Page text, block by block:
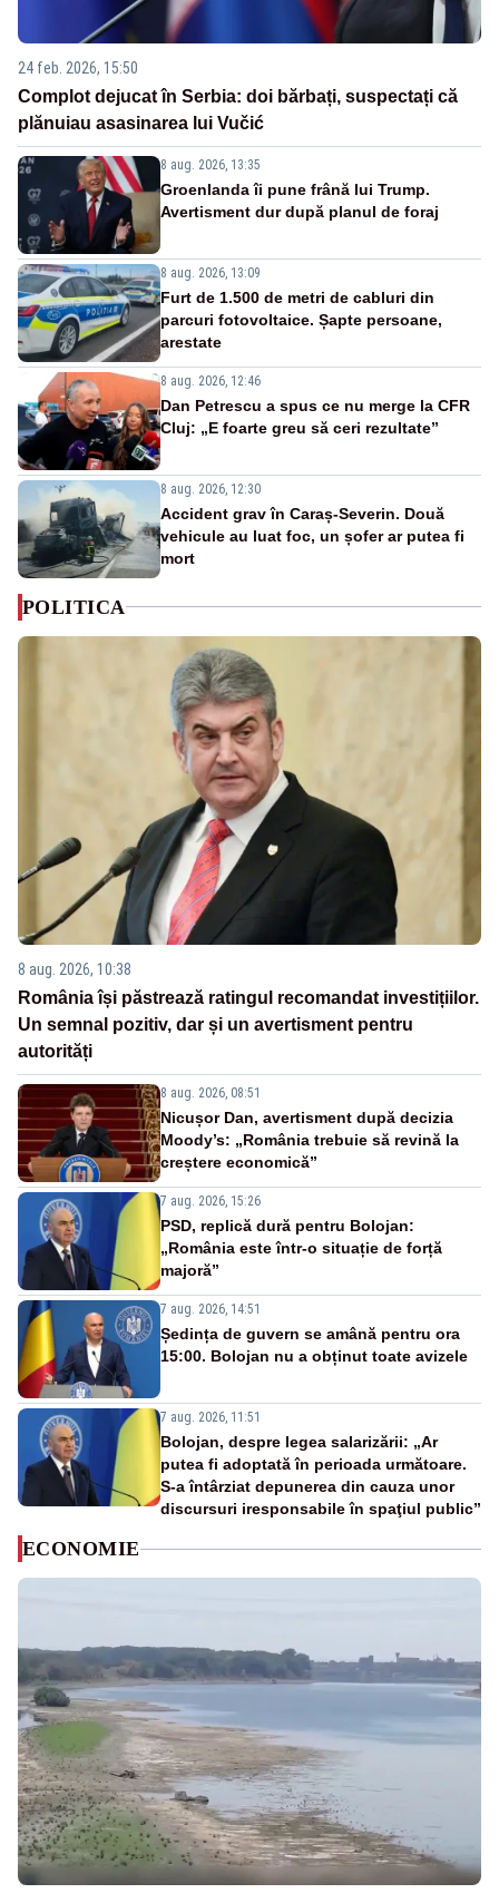
24 feb. 2026, 15:50
Complot dejucat în Serbia: doi bărbați, suspectați că
plănuiau asasinarea lui Vučić
8 aug. 2026, 13:35
Groenlanda îi pune frână lui Trump.
Avertisment dur după planul de foraj
8 aug. 2026, 13:09
Furt de 1.500 de metri de cabluri din
parcuri fotovoltaice. Șapte persoane,
arestate
8 aug. 2026, 12:46
Dan Petrescu a spus ce nu merge la CFR
Cluj: „E foarte greu să ceri rezultate”
8 aug. 2026, 12:30
Accident grav în Caraș-Severin. Două
vehicule au luat foc, un șofer ar putea fi
mort
POLITICA
8 aug. 2026, 10:38
România își păstrează ratingul recomandat investițiilor.
Un semnal pozitiv, dar și un avertisment pentru
autorități
8 aug. 2026, 08:51
Nicușor Dan, avertisment după decizia
Moody’s: „România trebuie să revină la
creștere economică”
7 aug. 2026, 15:26
PSD, replică dură pentru Bolojan:
„România este într-o situație de forță
majoră”
7 aug. 2026, 14:51
Ședința de guvern se amână pentru ora
15:00. Bolojan nu a obținut toate avizele
7 aug. 2026, 11:51
Bolojan, despre legea salarizării: „Ar
putea fi adoptată în perioada următoare.
S-a întârziat depunerea din cauza unor
discursuri iresponsabile în spaţiul public”
ECONOMIE